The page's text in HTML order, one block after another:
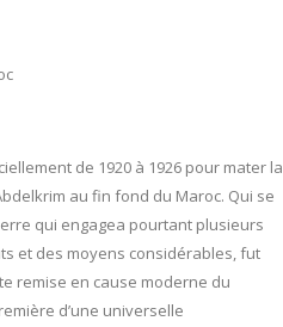
de 1920 à 1926 pour mater la
au fin fond du Maroc. Qui se
qui engagea pourtant plusieurs
et des moyens considérables, fut
remise en cause moderne du
d’une universelle